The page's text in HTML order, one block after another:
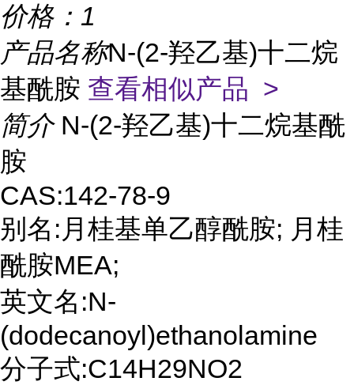
价格： 1
产品名称N-(2-羟乙基)十二烷
基酰胺 查看相似产品 >
简介 N-(2-羟乙基)十二烷基酰
胺
CAS:142-78-9
别名:月桂基单乙醇酰胺; 月桂
酰胺MEA;
英文名:N-
(dodecanoyl)ethanolamine
分子式:C14H29NO2